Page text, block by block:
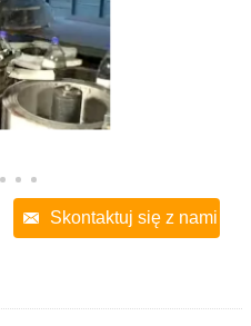
Skontaktuj się z nami